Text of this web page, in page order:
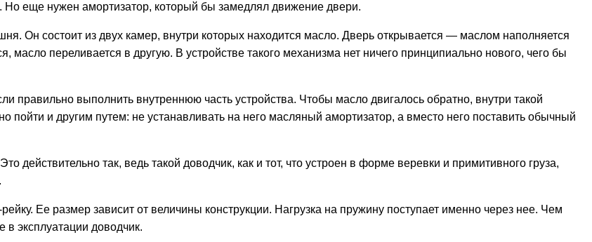
еще нужен амортизатор, который бы замедлял движение двери.
Он состоит из двух камер, внутри которых находится масло. Дверь открывается — маслом наполняется
масло переливается в другую. В устройстве такого механизма нет ничего принципиально нового, чего бы
правильно выполнить внутреннюю часть устройства. Чтобы масло двигалось обратно, внутри такой
пойти и другим путем: не устанавливать на него масляный амортизатор, а вместо него поставить обычный
действительно так, ведь такой доводчик, как и тот, что устроен в форме веревки и примитивного груза,
Ее размер зависит от величины конструкции. Нагрузка на пружину поступает именно через нее. Чем
эксплуатации доводчик.